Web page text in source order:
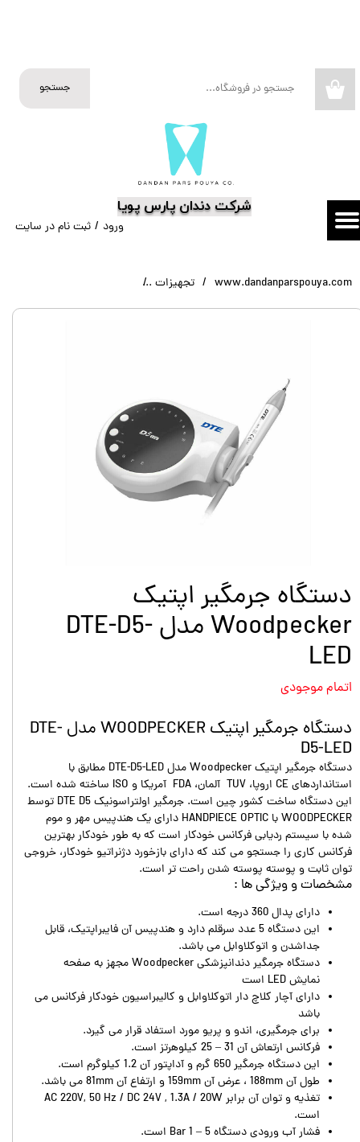
​شرکت دندان پارس پویا
جستجو
ورود / ثبت نام در سایت
تغییر گذر واژه
سفارشات
www.dandanparspouya.com تجهیزات
دستگاه جرمگیر اپتیک
Woodpecker مدل DTE-D5-
LED
اتمام موجودی
دستگاه جرمگیر اپتیک WOODPECKER مدل DTE-
D5-LED
دستگاه جرمگیر اپتیک Woodpecker مدل DTE-D5-LED مطابق با
استانداردهای CE اروپا، TUV آلمان، FDA آمریکا و ISO ساخته شده است.
این دستگاه ساخت کشور چین است. جرمگیر اولتراسونیک DTE D5 توسط
WOODPECKER با HANDPIECE OPTIC دارای یک هندپیس مهر و موم
شده با سیستم ردیابی فرکانس خودکار است که به طور خودکار بهترین
فرکانس کاری را جستجو می کند که دارای بازخورد دژنراتیو خودکار، خروجی
توان ثابت و پوسته پوسته شدن راحت تر است.
مشخصات و ویژگی ها :
دارای پدال 360 درجه است.
این دستگاه 5 عدد سرقلم دارد و هندپیس آن فایبراپتیک، قابل
جداشدن و اتوکلاوابل می باشد.
دستگاه جرمگیر دندانپزشکی Woodpecker مجهز به صفحه
نمایش LED است
دارای آچار کلاچ دار اتوکلاوابل و کالیبراسیون خودکار فرکانس می
باشد
برای جرمگیری، اندو و پریو مورد استفاد قرار می گیرد.
فرکانس ارتعاش آن 31 – 25 کیلوهرتز است.
این دستگاه جرمگیر 650 گرم و آداپتور آن 1.2 کیلوگرم است.
طول آن 188mm ، عرض آن 159mm و ارتفاع آن 81mm می باشد.
تغذیه و توان آن برابر AC 220V, 50 Hz / DC 24V , 1.3A / 20W
است.
فشار آب ورودی دستگاه 5 – 1 Bar است.